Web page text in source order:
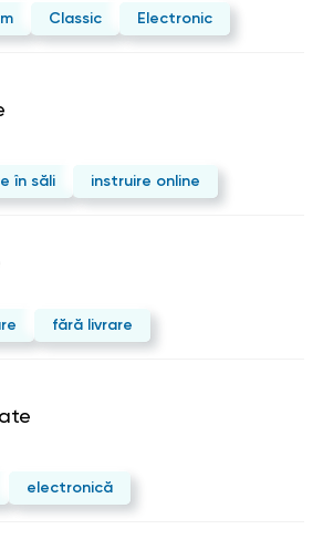
Classic Electronic
în săli instruire online
fără livrare
electronică